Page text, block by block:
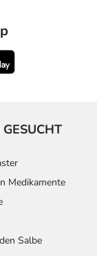
Medikamente
Salbe